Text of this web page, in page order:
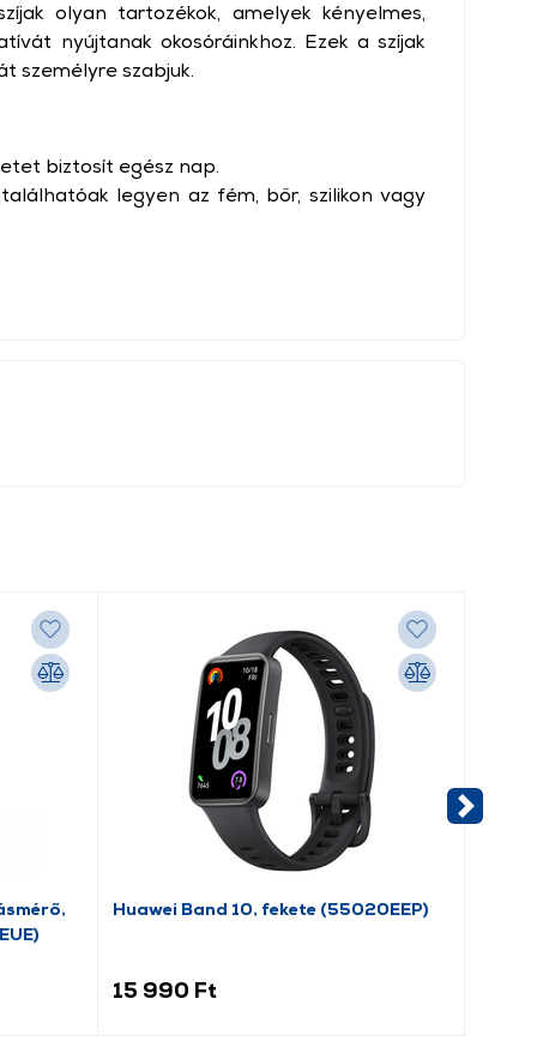
olyan tartozékok, amelyek kényelmes,
nyújtanak okosóráinkhoz. Ezek a szíjak
személyre szabjuk.
biztosít egész nap.
legyen az fém, bőr, szilikon vagy
Huawei Band 10, fekete (55020EEP)
15 990 Ft